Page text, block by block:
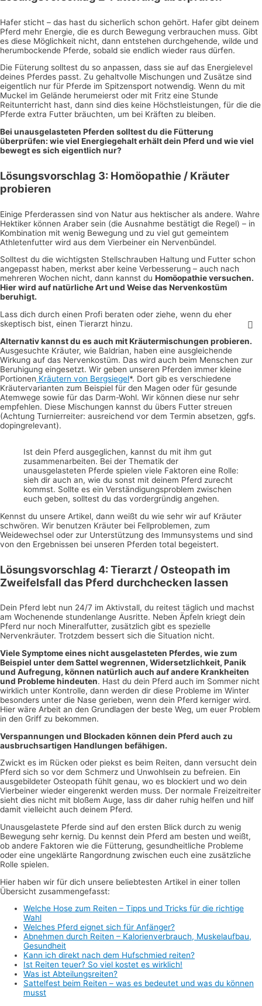
Hafer sticht – das hast du sicherlich schon gehört. Hafer gibt deinem
Pferd mehr Energie, die es durch Bewegung verbrauchen muss. Gibt
es diese Möglichkeit nicht, dann entstehen durchgehende, wilde und
herumbockende Pferde, sobald sie endlich wieder raus dürfen.
Die Füterung solltest du so anpassen, dass sie auf das Energielevel
deines Pferdes passt. Zu gehaltvolle Mischungen und Zusätze sind
eigentlich nur für Pferde im Spitzensport notwendig. Wenn du mit
Muckel im Gelände herumeierst oder mit Fritz eine Stunde
Reitunterricht hast, dann sind dies keine Höchstleistungen, für die die
Pferde extra Futter bräuchten, um bei Kräften zu bleiben.
Bei unausgelasteten Pferden solltest du die Fütterung
überprüfen: wie viel Energiegehalt erhält dein Pferd und wie viel
bewegt es sich eigentlich nur?
Lösungsvorschlag 3: Homöopathie / Kräuter
probieren
Einige Pferderassen sind von Natur aus hektischer als andere. Wahre
Hektiker können Araber sein (die Ausnahme bestätigt die Regel) – in
Kombination mit wenig Bewegung und zu viel gut gemeintem
Athletenfutter wird aus dem Vierbeiner ein Nervenbündel.
Solltest du die wichtigsten Stellschrauben Haltung und Futter schon
angepasst haben, merkst aber keine Verbesserung – auch nach
mehreren Wochen nicht, dann kannst du Homöopathie versuchen.
Hier wird auf natürliche Art und Weise das Nervenkostüm
beruhigt.
Lass dich durch einen Profi beraten oder ziehe, wenn du eher
skeptisch bist, einen Tierarzt hinzu.
Alternativ kannst du es auch mit Kräutermischungen probieren.
Ausgesuchte Kräuter, wie Baldrian, haben eine ausgleichende
Wirkung auf das Nervenkostüm. Das wird auch beim Menschen zur
Beruhigung eingesetzt. Wir geben unseren Pferden immer kleine
Portionen Kräutern von Bergsiegel*. Dort gib es verschiedene
Kräutervarianten zum Beispiel für den Magen oder für gesunde
Atemwege sowie für das Darm-Wohl. Wir können diese nur sehr
empfehlen. Diese Mischungen kannst du übers Futter streuen
(Achtung Turnierreiter: ausreichend vor dem Termin absetzen, ggfs.
dopingrelevant).
Ist dein Pferd ausgeglichen, kannst du mit ihm gut
zusammenarbeiten. Bei der Thematik der
unausgelasteten Pferde spielen viele Faktoren eine Rolle:
sieh dir auch an, wie du sonst mit deinem Pferd zurecht
kommst. Sollte es ein Verständigungsproblem zwischen
euch geben, solltest du das vordergründig angehen.
Kennst du unsere Artikel, dann weißt du wie sehr wir auf Kräuter
schwören. Wir benutzen Kräuter bei Fellproblemen, zum
Weidewechsel oder zur Unterstützung des Immunsystems und sind
von den Ergebnissen bei unseren Pferden total begeistert.
Lösungsvorschlag 4: Tierarzt / Osteopath im
Zweifelsfall das Pferd durchchecken lassen
Dein Pferd lebt nun 24/7 im Aktivstall, du reitest täglich und machst
am Wochenende stundenlange Ausritte. Neben Äpfeln kriegt dein
Pferd nur noch Mineralfutter, zusätzlich gibt es spezielle
Nervenkräuter. Trotzdem bessert sich die Situation nicht.
Viele Symptome eines nicht ausgelasteten Pferdes, wie zum
Beispiel unter dem Sattel wegrennen, Widersetzlichkeit, Panik
und Aufregung, können natürlich auch auf andere Krankheiten
und Probleme hindeuten. Hast du dein Pferd auch im Sommer nicht
wirklich unter Kontrolle, dann werden dir diese Probleme im Winter
besonders unter die Nase gerieben, wenn dein Pferd kerniger wird.
Hier wäre Arbeit an den Grundlagen der beste Weg, um euer Problem
in den Griff zu bekommen.
Verspannungen und Blockaden können dein Pferd auch zu
ausbruchsartigen Handlungen befähigen.
Zwickt es im Rücken oder piekst es beim Reiten, dann versucht dein
Pferd sich so vor dem Schmerz und Unwohlsein zu befreien. Ein
ausgebildeter Osteopath fühlt genau, wo es blockiert und wo dein
Vierbeiner wieder eingerenkt werden muss. Der normale Freizeitreiter
sieht dies nicht mit bloßem Auge, lass dir daher ruhig helfen und hilf
damit vielleicht auch deinem Pferd.
Unausgelastete Pferde sind auf den ersten Blick durch zu wenig
Bewegung sehr kernig. Du kennst dein Pferd am besten und weißt,
ob andere Faktoren wie die Fütterung, gesundheitliche Probleme
oder eine ungeklärte Rangordnung zwischen euch eine zusätzliche
Rolle spielen.
Hier haben wir für dich unsere beliebtesten Artikel in einer tollen
Übersicht zusammengefasst:
Welche Hose zum Reiten – Tipps und Tricks für die richtige
Wahl
Welches Pferd eignet sich für Anfänger?
Abnehmen durch Reiten – Kalorienverbrauch, Muskelaufbau,
Gesundheit
Kann ich direkt nach dem Hufschmied reiten?
Ist Reiten teuer? So viel kostet es wirklich!
Was ist Abteilungsreiten?
Sattelfest beim Reiten – was es bedeutet und was du können
musst